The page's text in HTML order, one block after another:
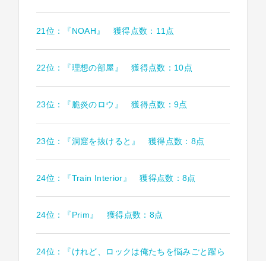
21位：『NOAH』 獲得点数：11点
22位：『理想の部屋』 獲得点数：10点
23位：『脆炎のロウ』 獲得点数：9点
23位：『洞窟を抜けると』 獲得点数：8点
24位：『Train Interior』 獲得点数：8点
24位：『Prim』 獲得点数：8点
24位：『けれど、ロックは俺たちを悩みごと躍ら